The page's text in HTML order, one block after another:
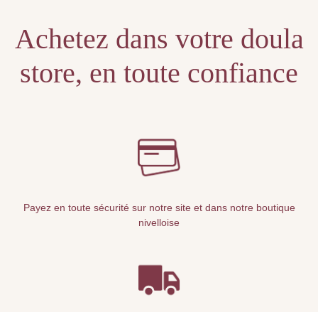
Achetez dans votre doula
store, en toute confiance
Payez en toute sécurité sur notre site et dans notre boutique
nivelloise